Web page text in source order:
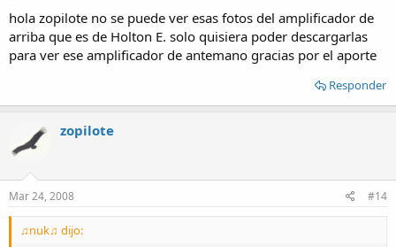
hola zopilote no se puede ver esas fotos del amplificador de
arriba que es de Holton E. solo quisiera poder descargarlas
para ver ese amplificador de antemano gracias por el aporte
Responder
zopilote
Mar 24, 2008 #14
♫nuk♫ dijo: